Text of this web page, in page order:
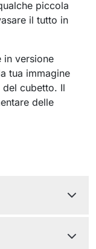
piccola
il tutto in
in versione
tua immagine
cubetto. Il
delle